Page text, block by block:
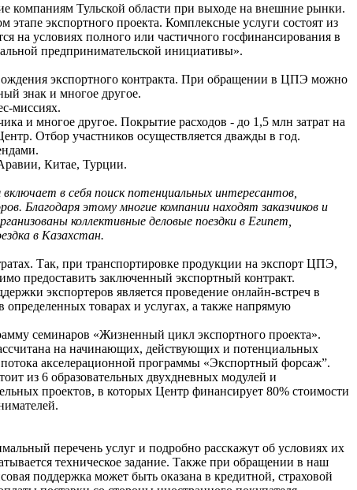
компаниям Тульской области при выходе на внешние рынки.
экспортного проекта. Комплексные услуги состоят из
на условиях полного или частичного госфинансирования в
предпринимательской инициативы».
экспортного контракта. При обращении в ЦПЭ можно
знак и многое другое.
миссиях.
и многое другое. Покрытие расходов - до 1,5 млн затрат на
Отбор участников осуществляется дважды в год.
Китае, Турции.
в себя поиск потенциальных интересантов,
Благодаря этому многие компании находят заказчиков и
коллективные деловые поездки в Египет,
в Казахстан.
Так, при транспортировке продукции на экспорт ЦПЭ,
предоставить заключенный экспортный контракт.
экспортеров является проведение онлайн-встреч в
товарах и услугах, а также напрямую
семинаров «Жизненный цикл экспортного проекта».
на начинающих, действующих и потенциальных
акселерационной программы «Экспортный форсаж”.
из 6 образовательных двухдневных модулей и
проектов, в которых Центр финансирует 80% стоимости
перечень услуг и подробно расскажут об условиях их
техническое задание. Также при обращении в наш
поддержка может быть оказана в кредитной, страховой